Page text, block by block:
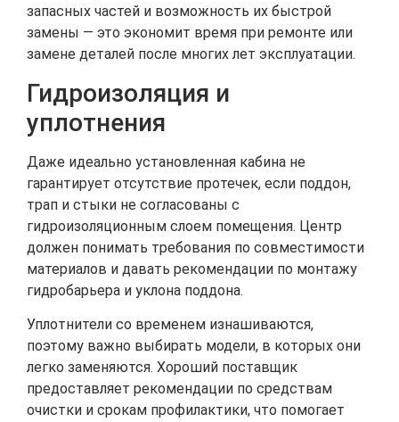
запасных частей и возможность их быстрой
замены — это экономит время при ремонте или
замене деталей после многих лет эксплуатации.
Гидроизоляция и
уплотнения
Даже идеально установленная кабина не
гарантирует отсутствие протечек, если поддон,
трап и стыки не согласованы с
гидроизоляционным слоем помещения. Центр
должен понимать требования по совместимости
материалов и давать рекомендации по монтажу
гидробарьера и уклона поддона.
Уплотнители со временем изнашиваются,
поэтому важно выбирать модели, в которых они
легко заменяются. Хороший поставщик
предоставляет рекомендации по средствам
очистки и срокам профилактики, что помогает